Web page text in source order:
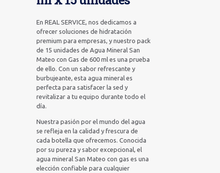
En REAL SERVICE, nos dedicamos a
ofrecer soluciones de hidratación
premium para empresas, y nuestro pack
de 15 unidades de Agua Mineral San
Mateo con Gas de 600 ml es una prueba
de ello. Con un sabor refrescante y
burbujeante, esta agua mineral es
perfecta para satisfacer la sed y
revitalizar a tu equipo durante todo el
día.
Nuestra pasión por el mundo del agua
se refleja en la calidad y frescura de
cada botella que ofrecemos. Conocida
por su pureza y sabor excepcional, el
agua mineral San Mateo con gas es una
elección confiable para cualquier